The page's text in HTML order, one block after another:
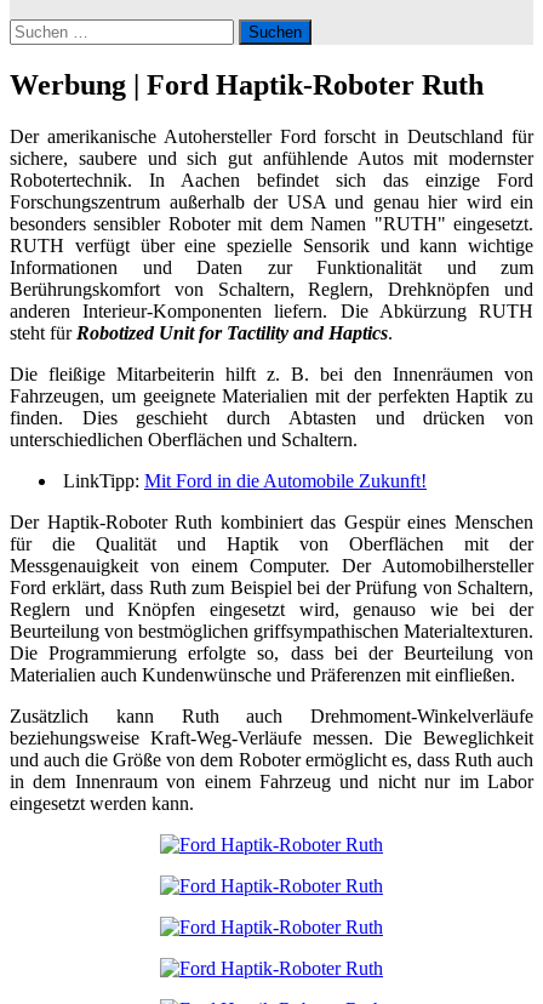
Suchen
nach:
Werbung | Ford Haptik-Roboter Ruth
Der amerikanische Autohersteller Ford forscht in Deutschland für
sichere, saubere und sich gut anfühlende Autos mit modernster
Robotertechnik. In Aachen befindet sich das einzige Ford
Forschungszentrum außerhalb der USA und genau hier wird ein
besonders sensibler Roboter mit dem Namen "RUTH" eingesetzt.
RUTH verfügt über eine spezielle Sensorik und kann wichtige
Informationen und Daten zur Funktionalität und zum
Berührungskomfort von Schaltern, Reglern, Drehknöpfen und
anderen Interieur-Komponenten liefern. Die Abkürzung RUTH
steht für Robotized Unit for Tactility and Haptics.
Die fleißige Mitarbeiterin hilft z. B. bei den Innenräumen von
Fahrzeugen, um geeignete Materialien mit der perfekten Haptik zu
finden. Dies geschieht durch Abtasten und drücken von
unterschiedlichen Oberflächen und Schaltern.
LinkTipp: Mit Ford in die Automobile Zukunft!
Der Haptik-Roboter Ruth kombiniert das Gespür eines Menschen
für die Qualität und Haptik von Oberflächen mit der
Messgenauigkeit von einem Computer. Der Automobilhersteller
Ford erklärt, dass Ruth zum Beispiel bei der Prüfung von Schaltern,
Reglern und Knöpfen eingesetzt wird, genauso wie bei der
Beurteilung von bestmöglichen griffsympathischen Materialtexturen.
Die Programmierung erfolgte so, dass bei der Beurteilung von
Materialien auch Kundenwünsche und Präferenzen mit einfließen.
Zusätzlich kann Ruth auch Drehmoment-Winkelverläufe
beziehungsweise Kraft-Weg-Verläufe messen. Die Beweglichkeit
und auch die Größe von dem Roboter ermöglicht es, dass Ruth auch
in dem Innenraum von einem Fahrzeug und nicht nur im Labor
eingesetzt werden kann.